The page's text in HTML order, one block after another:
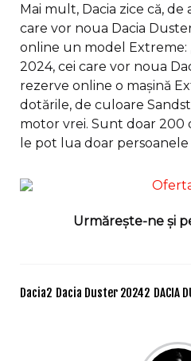
Mai mult, Dacia zice că, de
care vor noua Dacia
online un model Extreme:
2024, cei care vor noua
rezerve online o mașină
dotările, de culoare
motor vrei. Sunt doar 200
le pot lua doar
Urmărește-ne și
Dacia2 Dacia Duster 20242 DACIA